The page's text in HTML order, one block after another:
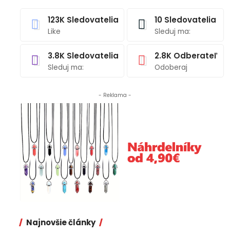
123K Sledovatelia
Like
10 Sledovatelia
Sleduj ma:
3.8K Sledovatelia
Sleduj ma:
2.8K Odberateľ
Odoberaj
- Reklama -
Najnovšie články